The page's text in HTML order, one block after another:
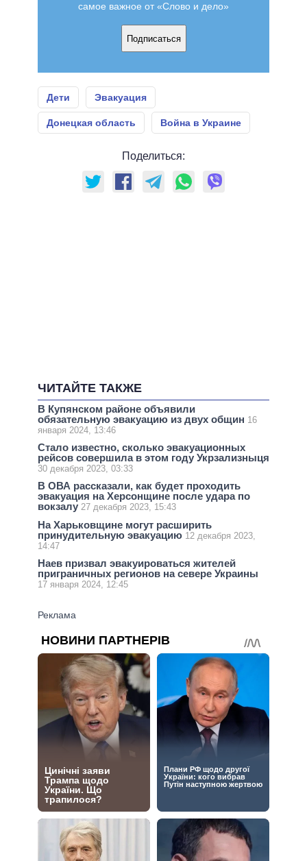
самое важное от «Слово и дело»
Подписаться
Дети Эвакуация
Донецкая область Война в Украине
Поделиться:
ЧИТАЙТЕ ТАКЖЕ
В Купянском районе объявили
обязательную эвакуацию из двух общин 16
января 2024, 13:46
Стало известно, сколько эвакуационных
рейсов совершила в этом году Укрзализныця
30 декабря 2023, 03:33
В ОВА рассказали, как будет проходить
эвакуация на Херсонщине после удара по
вокзалу 27 декабря 2023, 15:43
На Харьковщине могут расширить
принудительную эвакуацию 12 декабря 2023,
14:47
Наев призвал эвакуироваться жителей
приграничных регионов на севере Украины
17 января 2024, 12:45